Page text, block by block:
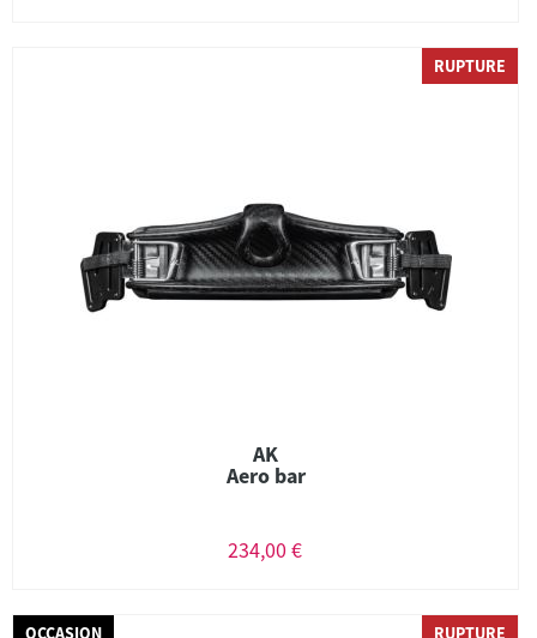
RUPTURE
AK
Aero bar
234,00 €
OCCASION RUPTURE